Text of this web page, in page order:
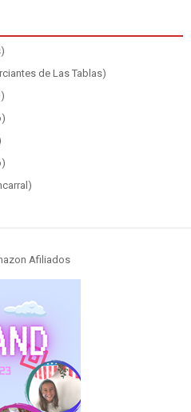
de Las Tablas)
Afiliados